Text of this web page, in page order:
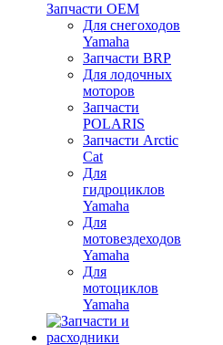
Запчасти OEM
Для снегоходов
Yamaha
Запчасти BRP
Для лодочных
моторов
Запчасти
POLARIS
Запчасти Arctic
Cat
Для
гидроциклов
Yamaha
Для
мотовездеходов
Yamaha
Для
мотоциклов
Yamaha